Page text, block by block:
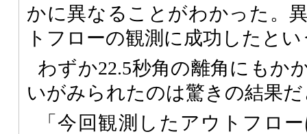
かに異なることがわかった。
トフローの観測に成功したと
わずか22.5秒角の離角にもか
いがみられたのは驚きの結果
「今回観測したアウトフロ